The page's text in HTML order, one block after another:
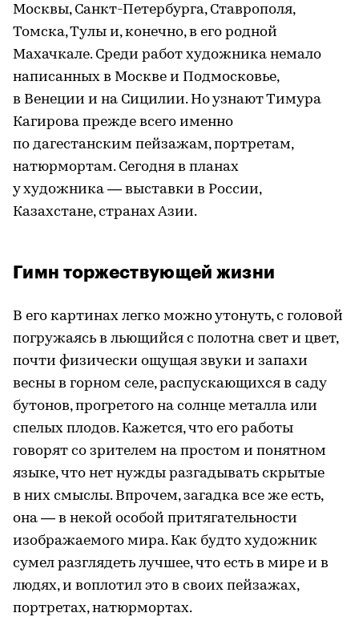
Москвы, Санкт-Петербурга, Ставрополя,
Томска, Тулы и, конечно, в его родной
Махачкале. Среди работ художника немало
написанных в Москве и Подмосковье,
в Венеции и на Сицилии. Но узнают Тимура
Кагирова прежде всего именно
по дагестанским пейзажам, портретам,
натюрмортам. Сегодня в планах
у художника — выставки в России,
Казахстане, странах Азии.
Гимн торжествующей жизни
В его картинах легко можно утонуть, с головой
погружаясь в льющийся с полотна свет и цвет,
почти физически ощущая звуки и запахи
весны в горном селе, распускающихся в саду
бутонов, прогретого на солнце металла или
спелых плодов. Кажется, что его работы
говорят со зрителем на простом и понятном
языке, что нет нужды разгадывать скрытые
в них смыслы. Впрочем, загадка все же есть,
она — в некой особой притягательности
изображаемого мира. Как будто художник
сумел разглядеть лучшее, что есть в мире и в
людях, и воплотил это в своих пейзажах,
портретах, натюрмортах.